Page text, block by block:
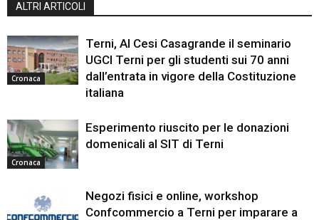
ALTRI ARTICOLI
Cronaca
Terni, Al Cesi Casagrande il seminario
UGCI Terni per gli studenti sui 70 anni
dall’entrata in vigore della Costituzione
italiana
Cronaca
Esperimento riuscito per le donazioni
domenicali al SIT di Terni
Negozi fisici e online, workshop
Confcommercio a Terni per imparare a